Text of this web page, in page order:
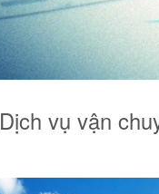
Dịch vụ vận